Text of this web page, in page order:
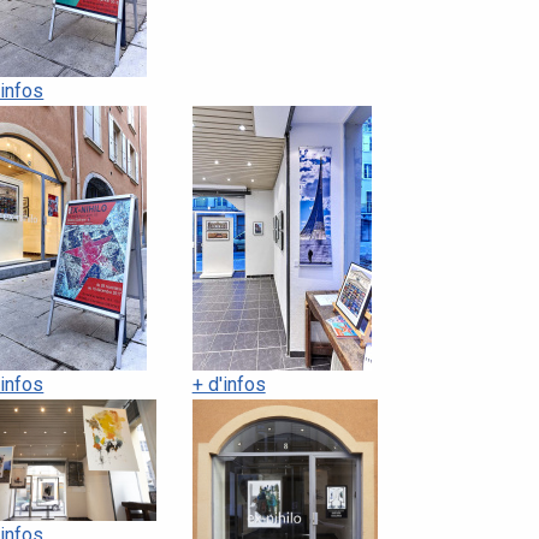
+ d'infos